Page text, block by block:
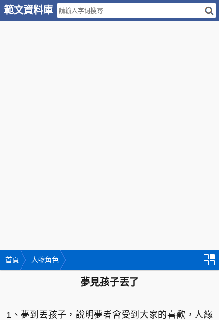
範文資料庫
首頁 人物角色
夢見孩子丟了
1、夢到丟孩子，說明夢者會受到大家的喜歡，人緣